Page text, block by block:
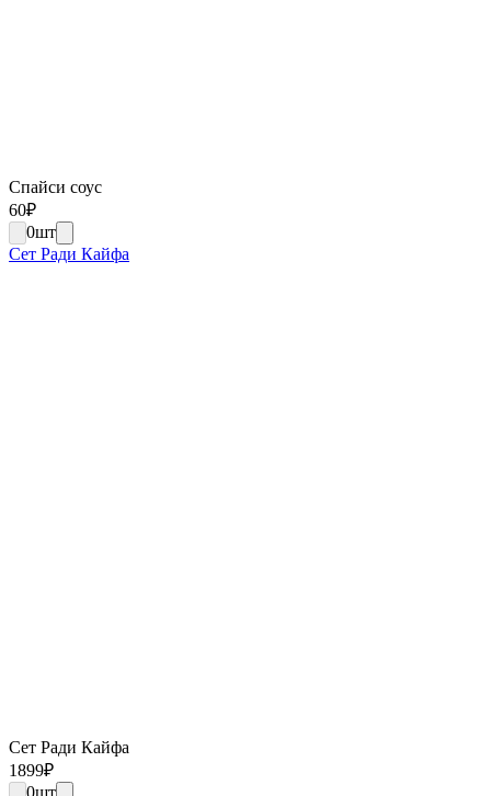
Спайси соус
60₽
0шт
Сет Ради Кайфа
Сет Ради Кайфа
1899₽
0шт